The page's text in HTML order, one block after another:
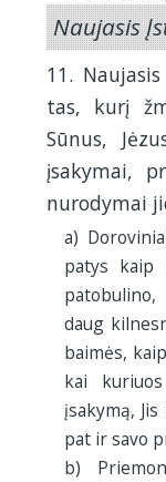
Naujasis
11.
tas, kurį
Sūnus,
įsakymai,
nurodymai
a)
patys kaip
daug
baimės,
kai
įsakymą,
pat ir savo
b)